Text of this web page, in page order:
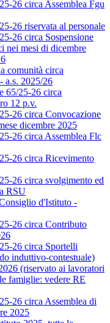
26 circa Assemblea Fgu
26 riservata al personale
26 circa Sospensione
nei mesi di dicembre
comunità circa
a.s. 2025/26
65/25-26 circa
12 p.v.
26 circa Convocazione
dicembre 2025
26 circa Assemblea Flc
26 circa Ricevimento
26 circa svolgimento ed
RSU
d'Istituto -
26 circa Contributo
26 circa Sportelli
induttivo-contestuale)
(riservato ai lavoratori
famiglie: vedere RE
26 circa Assemblea di
2025